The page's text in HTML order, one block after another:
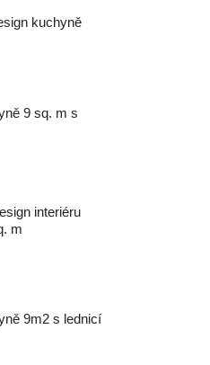
kuchyně
9 sq. m s
interiéru
m
9m2 s lednicí